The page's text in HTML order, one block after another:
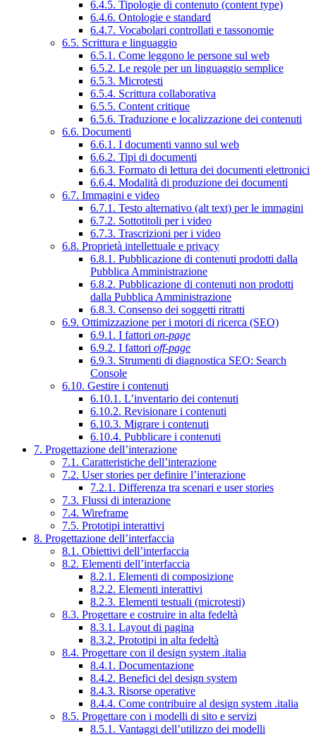
6.4.5. Tipologie di contenuto (content type)
6.4.6. Ontologie e standard
6.4.7. Vocabolari controllati e tassonomie
6.5. Scrittura e linguaggio
6.5.1. Come leggono le persone sul web
6.5.2. Le regole per un linguaggio semplice
6.5.3. Microtesti
6.5.4. Scrittura collaborativa
6.5.5. Content critique
6.5.6. Traduzione e localizzazione dei contenuti
6.6. Documenti
6.6.1. I documenti vanno sul web
6.6.2. Tipi di documenti
6.6.3. Formato di lettura dei documenti elettronici
6.6.4. Modalità di produzione dei documenti
6.7. Immagini e video
6.7.1. Testo alternativo (alt text) per le immagini
6.7.2. Sottotitoli per i video
6.7.3. Trascrizioni per i video
6.8. Proprietà intellettuale e privacy
6.8.1. Pubblicazione di contenuti prodotti dalla
Pubblica Amministrazione
6.8.2. Pubblicazione di contenuti non prodotti
dalla Pubblica Amministrazione
6.8.3. Consenso dei soggetti ritratti
6.9. Ottimizzazione per i motori di ricerca (SEO)
6.9.1. I fattori on-page
6.9.2. I fattori off-page
6.9.3. Strumenti di diagnostica SEO: Search
Console
6.10. Gestire i contenuti
6.10.1. L’inventario dei contenuti
6.10.2. Revisionare i contenuti
6.10.3. Migrare i contenuti
6.10.4. Pubblicare i contenuti
7. Progettazione dell’interazione
7.1. Caratteristiche dell’interazione
7.2. User stories per definire l’interazione
7.2.1. Differenza tra scenari e user stories
7.3. Flussi di interazione
7.4. Wireframe
7.5. Prototipi interattivi
8. Progettazione dell’interfaccia
8.1. Obiettivi dell’interfaccia
8.2. Elementi dell’interfaccia
8.2.1. Elementi di composizione
8.2.2. Elementi interattivi
8.2.3. Elementi testuali (microtesti)
8.3. Progettare e costruire in alta fedeltà
8.3.1. Layout di pagina
8.3.2. Prototipi in alta fedeltà
8.4. Progettare con il design system .italia
8.4.1. Documentazione
8.4.2. Benefici del design system
8.4.3. Risorse operative
8.4.4. Come contribuire al design system .italia
8.5. Progettare con i modelli di sito e servizi
8.5.1. Vantaggi dell’utilizzo dei modelli